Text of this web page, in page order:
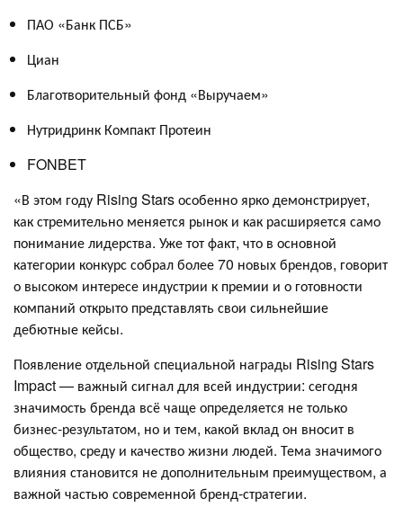
ПАО «Банк ПСБ»
Циан
Благотворительный фонд «Выручаем»
Нутридринк Компакт Протеин
FONBET
«В этом году Rising Stars особенно ярко демонстрирует,
как стремительно меняется рынок и как расширяется само
понимание лидерства. Уже тот факт, что в основной
категории конкурс собрал более 70 новых брендов, говорит
о высоком интересе индустрии к премии и о готовности
компаний открыто представлять свои сильнейшие
дебютные кейсы.
Появление отдельной специальной награды Rising Stars
Impact — важный сигнал для всей индустрии: сегодня
значимость бренда всё чаще определяется не только
бизнес-результатом, но и тем, какой вклад он вносит в
общество, среду и качество жизни людей. Тема значимого
влияния становится не дополнительным преимуществом, а
важной частью современной бренд-стратегии.